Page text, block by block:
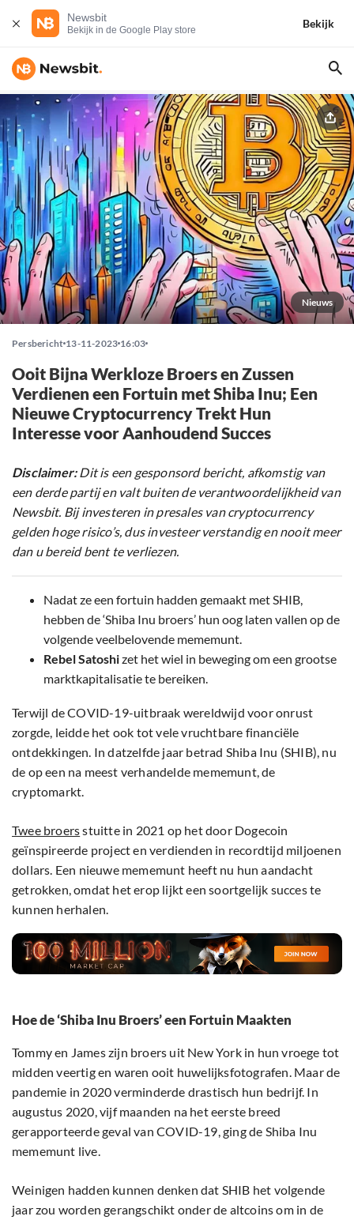
Newsbit
Bekijk in de Google Play store
Bekijk
Nieuws
Persbericht 13-11-2023 16:03
Ooit Bijna Werkloze Broers en Zussen
Verdienen een Fortuin met Shiba Inu; Een
Nieuwe Cryptocurrency Trekt Hun
Interesse voor Aanhoudend Succes
Disclaimer:Dit is een gesponsord bericht, afkomstig van
een derde partij en valt buiten de verantwoordelijkheid van
Newsbit. Bij investeren in presales van cryptocurrency
gelden hoge risico’s, dus investeer verstandig en nooit meer
dan u bereid bent te verliezen.
Nadat ze een fortuin hadden gemaakt met SHIB,
hebben de ‘Shiba Inu broers’ hun oog laten vallen op de
volgende veelbelovende mememunt.
Rebel Satoshizet het wiel in beweging om een grootse
marktkapitalisatie te bereiken.
Terwijl de COVID-19-uitbraak wereldwijd voor onrust
zorgde, leidde het ook tot vele vruchtbare financiële
ontdekkingen. In datzelfde jaar betrad Shiba Inu (SHIB), nu
de op een na meest verhandelde mememunt, de
cryptomarkt.
Twee broersstuitte in 2021 op het door Dogecoin
geïnspireerde project en verdienden in recordtijd miljoenen
dollars. Een nieuwe mememunt heeft nu hun aandacht
getrokken, omdat het erop lijkt een soortgelijk succes te
kunnen herhalen.
Hoe de ‘Shiba Inu Broers’ een Fortuin Maakten
Tommy en James zijn broers uit New York in hun vroege tot
midden veertig en waren ooit huwelijksfotografen. Maar de
pandemie in 2020 verminderde drastisch hun bedrijf. In
augustus 2020, vijf maanden na het eerste breed
gerapporteerde geval van COVID-19, ging de Shiba Inu
mememunt live.
Weinigen hadden kunnen denken dat SHIB het volgende
jaar zou worden gerangschikt onder de altcoins om in de